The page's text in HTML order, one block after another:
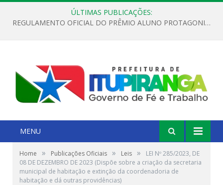
ÚLTIMAS PUBLICAÇÕES:
REGULAMENTO OFICIAL DO PRÊMIO ALUNO PROTAGONISTA – EDIÇÃO 2026
MENU
Home » Publicações Oficiais » Leis »
LEI Nº 285/2023, DE
08 DE DEZEMBRO DE 2023 (Dispõe sobre a criação da secretaria
municipal de habitação e extinção da coordenadoria de
habitação e dá outras providências)